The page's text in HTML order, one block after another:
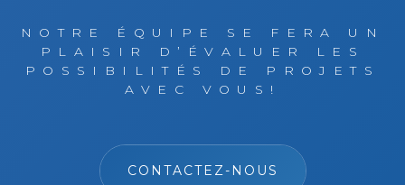
NOTRE ÉQUIPE SE FERA UN
PLAISIR D’ÉVALUER LES
POSSIBILITÉS DE PROJETS
AVEC VOUS!
CONTACTEZ-NOUS